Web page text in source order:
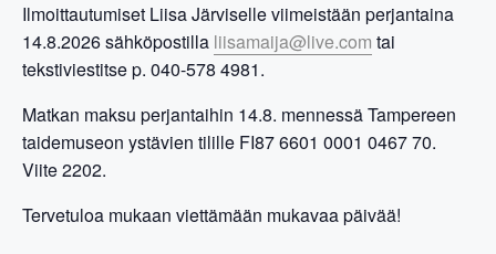
Ilmoittautumiset Liisa Järviselle viimeistään perjantaina
14.8.2026 sähköpostilla liisamaija@live.com tai
tekstiviestitse p. 040-578 4981.
Matkan maksu perjantaihin 14.8. mennessä Tampereen
taidemuseon ystävien tilille FI87 6601 0001 0467 70.
Viite 2202.
Tervetuloa mukaan viettämään mukavaa päivää!